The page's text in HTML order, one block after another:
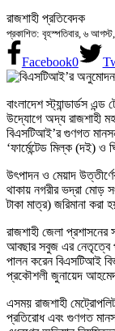
রাজশাহী প্রতিবেদক
প্রকাশিত: বৃহস্পতিবার, ৬
Facebook0
বাংলাদেশ স্ট্যান্ডার্ডস
উদ্যোগে অদ্য রাজশাহী
বিএসটিআই’র গুণগত
‘ফার্মেন্টেড মিল্ক (দই) ও
উৎপাদন ও মেয়াদ
থাকায় নগরীর ভদ্রা মোড়
টাকা মাত্র) জরিমানা করা
রাজশাহী জেলা প্রশাসনের
আবছার সবুজ এর নেতৃত্বে
পালন করেন বিএসটিআই
প্রকৌশলী জুনায়েদ
এসময় রাজশাহী
প্রতিরোধ এবং গুণগত